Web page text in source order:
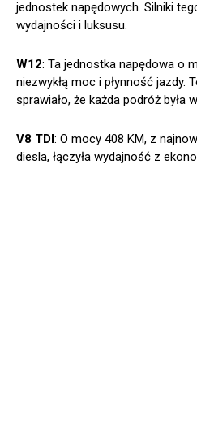
jednostek napędowych. Silniki
wydajności i luksusu.
W12: Ta jednostka napędowa o
niezwykłą moc i płynność jazdy.
sprawiało, że każda podróż była
V8 TDI : O mocy 408 KM, z
diesla, łączyła wydajność z